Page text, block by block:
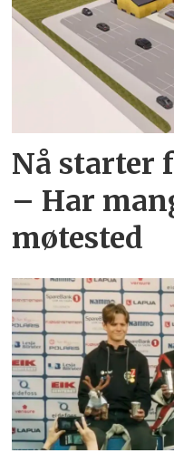
Nå starter
– Har
møtested